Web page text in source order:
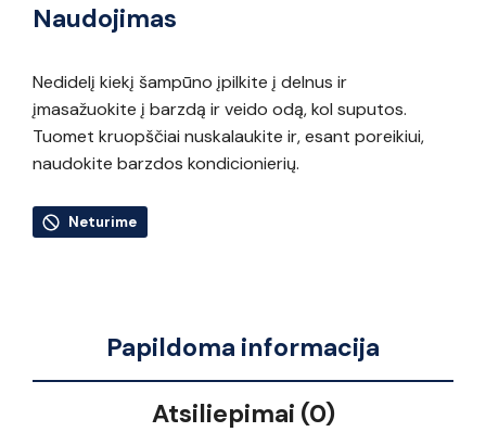
Naudojimas
Nedidelį kiekį šampūno įpilkite į delnus ir
įmasažuokite į barzdą ir veido odą, kol suputos.
Tuomet kruopščiai nuskalaukite ir, esant poreikiui,
naudokite barzdos kondicionierių.
Neturime
Papildoma informacija
Atsiliepimai (0)